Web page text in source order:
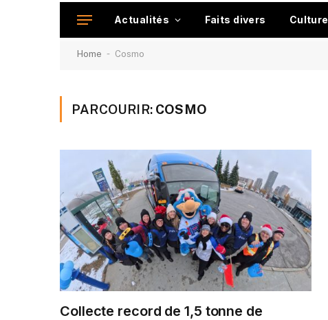
Actualités Faits divers Culture
Home - Cosmo
PARCOURIR: COSMO
Collecte record de 1,5 tonne de